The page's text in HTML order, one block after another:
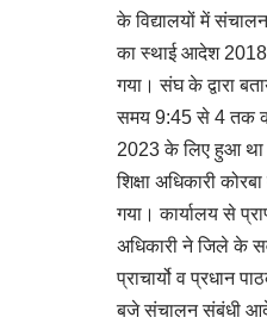
के विद्यालयों में
का स्थाई आदेश
गया। संघ के द्वारा
समय 9:45 से 4 तक
2023 के लिए हुआ
शिक्षा अधिकारी कोरबा
गया। कार्यालय से
अधिकारी ने जिले के
प्राचार्यो व प्रधान
बजे संचालन संबंधी